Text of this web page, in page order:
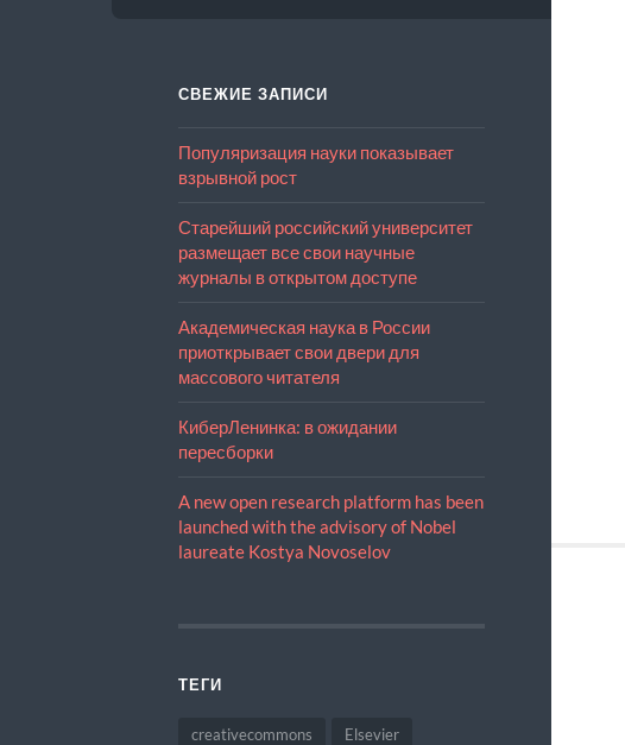
СВЕЖИЕ ЗАПИСИ
Популяризация науки показывает
взрывной рост
Старейший российский университет
размещает все свои научные
журналы в открытом доступе
Академическая наука в России
приоткрывает свои двери для
массового читателя
КиберЛенинка: в ожидании
пересборки
A new open research platform has been
launched with the advisory of Nobel
laureate Kostya Novoselov
ТЕГИ
creativecommons Elsevier